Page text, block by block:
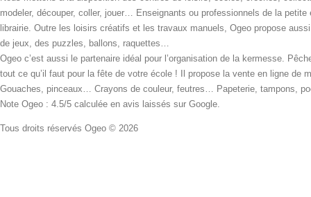
modeler, découper, coller, jouer… Enseignants ou professionnels de la
librairie. Outre les loisirs créatifs et les travaux manuels, Ogeo propose
de jeux, des puzzles, ballons, raquettes…
Ogeo c’est aussi le partenaire idéal pour l’organisation de la kermesse.
tout ce qu’il faut pour la fête de votre école ! Il propose la vente en ligne
Gouaches, pinceaux… Crayons de couleur, feutres… Papeterie, tampons,
Note Ogeo : 4.5/5 calculée en avis laissés sur Google.
Tous droits réservés Ogeo © 2026